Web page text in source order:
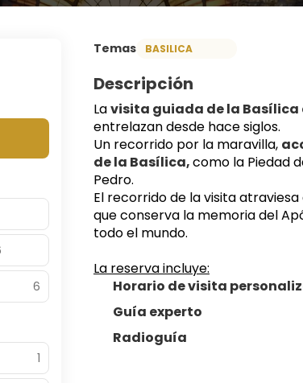
Temas BASILICA
Descripción
La visita guiada de la Basílica
entrelazan desde hace siglos.
Un recorrido por la maravilla,
de la Basílica, como la Piedad
Pedro.
El recorrido de la visita
que conserva la memoria del
todo el mundo.
La reserva incluye:
Horario de visita
Guía experto
Radioguía
6
1